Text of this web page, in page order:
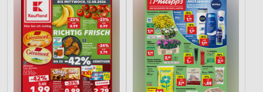
Analyse von Zielgruppen durch Statistiken oder
Kombinationen von Daten aus verschiedenen
Quellen
Entwicklung und Verbesserung der Angebote
Verwendung reduzierter Daten zur Auswahl von